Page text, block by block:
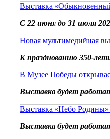
Выставка
С 22 июня до 31 июля
Новая мультимедийная
К празднованию 350-
В Музее Победы
Выставка будет
Выставка «Небо
Выставка будет